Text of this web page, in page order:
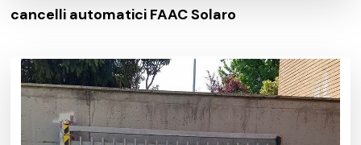
cancelli automatici FAAC Solaro